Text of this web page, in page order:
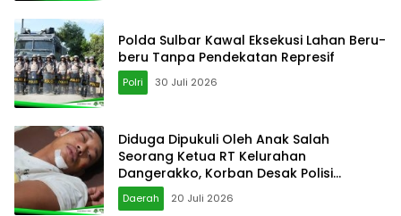
Polda Sulbar Kawal Eksekusi Lahan Beru-
beru Tanpa Pendekatan Represif
Polri 30 Juli 2026
Diduga Dipukuli Oleh Anak Salah
Seorang Ketua RT Kelurahan
Dangerakko, Korban Desak Polisi
Bertindak Cepat
Daerah 20 Juli 2026